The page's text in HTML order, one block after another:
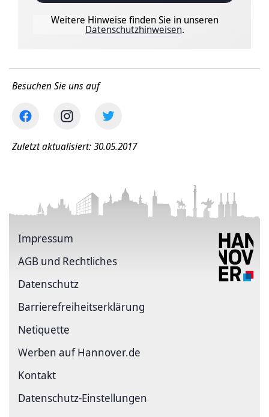
Weitere Hinweise finden Sie in unseren
Datenschutzhinweisen.
Besuchen Sie uns auf
Zuletzt aktualisiert: 30.05.2017
Impressum
AGB und Rechtliches
Datenschutz
Barriere­freiheits­erklärung
Netiquette
Werben auf Hannover.de
Kontakt
Datenschutz-Einstellungen